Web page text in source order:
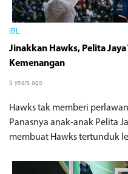
IBL
Jinakkan Hawks, Pelita
Kemenangan
3 years ago
Hawks tak memberi
Panasnya anak-anak Pelita
membuat Hawks tertunduk